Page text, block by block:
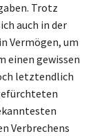
Trotz
auch in der
Vermögen, um
einen gewissen
letztendlich
Verbrechens